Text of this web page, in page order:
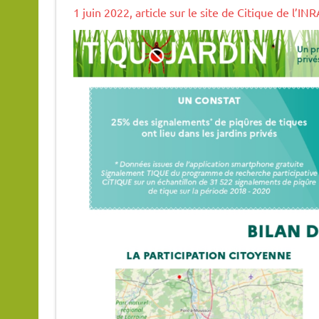
1 juin 2022, article sur le site de Citique de